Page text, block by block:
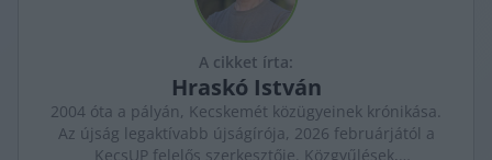
A cikket írta:
Hraskó István
2004 óta a pályán, Kecskemét közügyeinek krónikása.
Az újság legaktívabb újságírója, 2026 februárjától a
KecsUP felelős szerkesztője. Közgyűlések,